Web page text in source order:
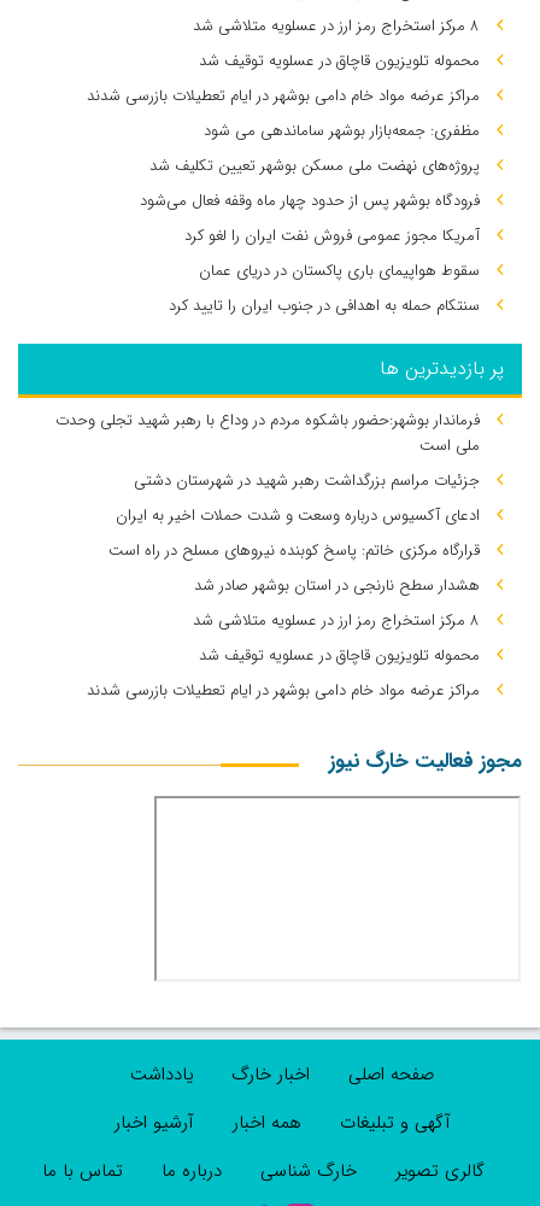
۸ مرکز استخراج رمز ارز در عسلویه متلاشی شد
محموله تلویزیون قاچاق در عسلویه توقیف شد
مراکز عرضه مواد خام دامی بوشهر در ایام تعطیلات بازرسی شدند
مظفری: جمعه‌بازار بوشهر ساماندهی می‌ شود
پروژه‌های نهضت ملی مسکن بوشهر تعیین تکلیف شد
فرودگاه بوشهر پس از حدود چهار ماه وقفه فعال می‌شود
آمریکا مجوز عمومی فروش نفت ایران را لغو کرد
سقوط هواپیمای باری پاکستان در دریای عمان
سنتکام حمله به اهدافی در جنوب ایران را تایید کرد
پر بازدیدترین ها
فرماندار بوشهر:حضور باشکوه مردم در وداع با رهبر شهید تجلی وحدت
ملی است
جزئیات مراسم بزرگداشت رهبر شهید در شهرستان دشتی
ادعای آکسیوس درباره وسعت و شدت حملات اخیر به ایران
قرارگاه مرکزی خاتم: پاسخ کوبنده نیروهای مسلح در راه است
هشدار سطح نارنجی در استان بوشهر صادر شد
۸ مرکز استخراج رمز ارز در عسلویه متلاشی شد
محموله تلویزیون قاچاق در عسلویه توقیف شد
مراکز عرضه مواد خام دامی بوشهر در ایام تعطیلات بازرسی شدند
مجوز فعالیت خارگ نیوز
صفحه اصلی اخبار خارگ
یادداشت
آگهی و تبلیغات
همه اخبار
آرشیو اخبار
گالری تصویر
خارگ شناسی درباره ما تماس با ما